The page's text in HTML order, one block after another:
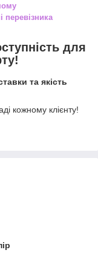
перевізника
для
та якість
кожному клієнту!